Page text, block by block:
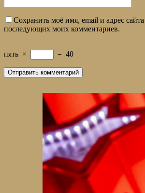
Сохранить моё имя, email и адрес сайта
последующих моих комментариев.
пять × = 40